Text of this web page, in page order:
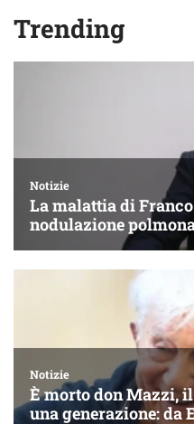
Trending